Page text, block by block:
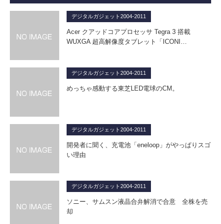
デジタルガジェット2004-2011
Acer クアッドコアプロセッサ Tegra 3 搭載
WUXGA 超高解像度タブレット「ICONI…
デジタルガジェット2004-2011
めっちゃ感動する東芝LED電球のCM。
デジタルガジェット2004-2011
開発者に聞く、充電池「eneloop」がやっぱりスゴ
い理由
デジタルガジェット2004-2011
ソニー、サムスン液晶合弁解消で合意 全株を売
却